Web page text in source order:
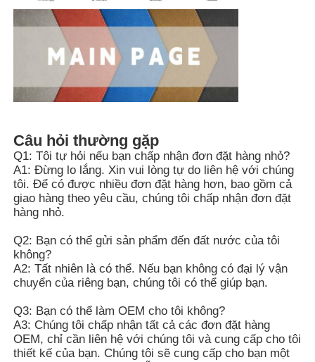
Câu hỏi thường gặp
Q1: Tôi tự hỏi nếu bạn chấp nhận đơn đặt hàng nhỏ?
A1: Đừng lo lắng. Xin vui lòng tự do liên hệ với chúng
tôi. Để có được nhiều đơn đặt hàng hơn, bao gồm cả
giao hàng theo yêu cầu, chúng tôi chấp nhận đơn đặt
hàng nhỏ.
Q2: Bạn có thể gửi sản phẩm đến đất nước của tôi
không?
A2: Tất nhiên là có thể. Nếu bạn không có đại lý vận
chuyển của riêng bạn, chúng tôi có thể giúp bạn.
Q3: Bạn có thể làm OEM cho tôi không?
A3: Chúng tôi chấp nhận tất cả các đơn đặt hàng
OEM, chỉ cần liên hệ với chúng tôi và cung cấp cho tôi
thiết kế của bạn. Chúng tôi sẽ cung cấp cho bạn một